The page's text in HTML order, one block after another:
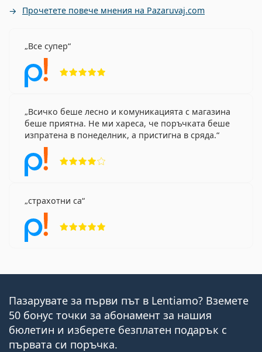
Прочетете повече мнения на Pazaruvaj.com
Все супер
Всичко беше лесно и комуникацията с магазина
беше приятна. Не ми хареса, че поръчката беше
изпратена в понеделник, а пристигна в сряда.
страхотни са
Пазарувате за първи път в Lentiamo? Вземете
50 бонус точки за абонамент за нашия
бюлетин и изберете безплатен подарък с
първата си поръчка.